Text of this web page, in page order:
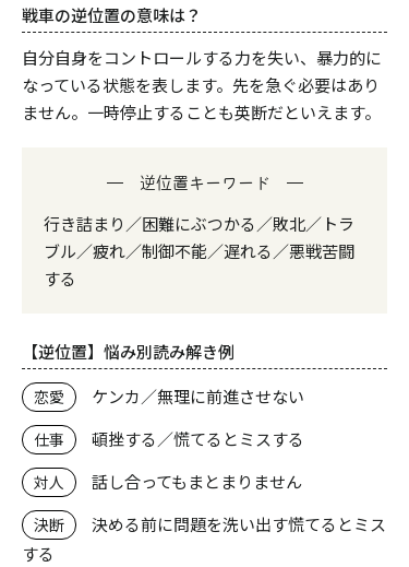
戦車の逆位置の意味は？
自分自身をコントロールする力を失い、暴力的に
なっている状態を表します。先を急ぐ必要はあり
ません。一時停止することも英断だといえます。
逆位置キーワード
行き詰まり／困難にぶつかる／敗北／トラ
ブル／疲れ／制御不能／遅れる／悪戦苦闘
する
【逆位置】悩み別読み解き例
恋愛 ケンカ／無理に前進させない
仕事 頓挫する／慌てるとミスする
対人 話し合ってもまとまりません
決断
決める前に問題を洗い出す慌てるとミス
する